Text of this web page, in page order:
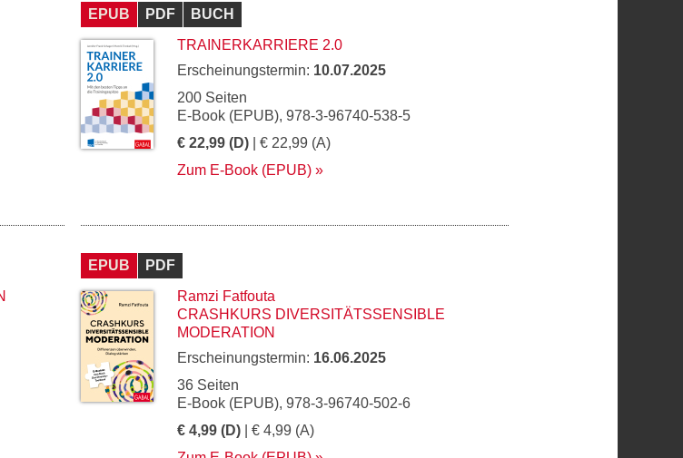
EPUB PDF
BUCH
TRAINERKARRIERE 2.0
Erscheinungstermin: 10.07.2025
200 Seiten
E-Book (EPUB), 978-3-96740-538-5
€ 22,99 (D) | € 22,99 (A)
Zum E-Book (EPUB)
EPUB
PDF
Ramzi Fatfouta
CRASHKURS DIVERSITÄTSSENSIBLE
MODERATION
Erscheinungstermin: 16.06.2025
36 Seiten
E-Book (EPUB), 978-3-96740-502-6
€ 4,99 (D) | € 4,99 (A)